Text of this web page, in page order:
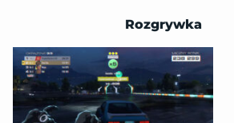
Rozgrywka